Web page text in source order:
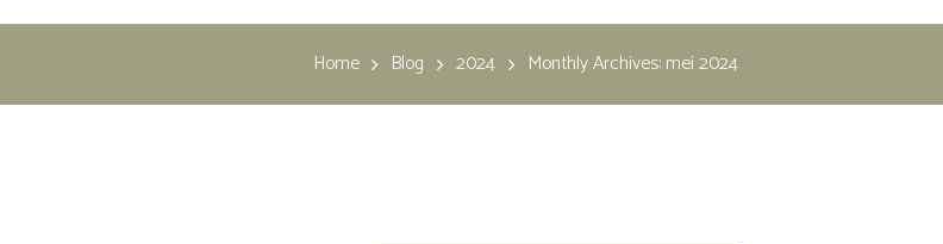
Home Blog 2024 Monthly Archives: mei 2024